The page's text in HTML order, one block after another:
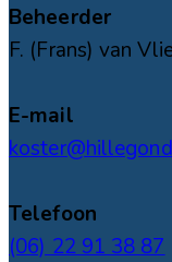
Beheerder
F. (Frans) van
E-mail
Telefoon
(06) 22 91 38 87